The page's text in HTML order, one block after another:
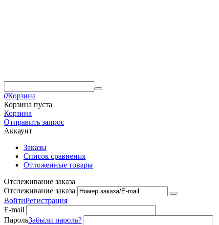
0Корзина
Корзина пуста
Корзина
Отправить запрос
Аккаунт
Заказы
Список сравнения
Отложенные товары
Отслеживание заказа
Отслеживание заказа
ВойтиРегистрация
E-mail
ПарольЗабыли пароль?